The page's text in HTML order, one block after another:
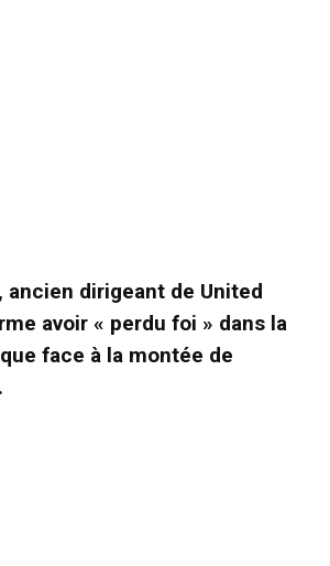
ancien dirigeant de United
avoir « perdu foi » dans la
face à la montée de